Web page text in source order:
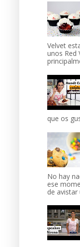
Velvet
unos Red
que os
No hay
ese
de avistar